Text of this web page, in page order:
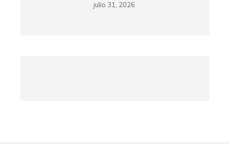
julio 31, 2026